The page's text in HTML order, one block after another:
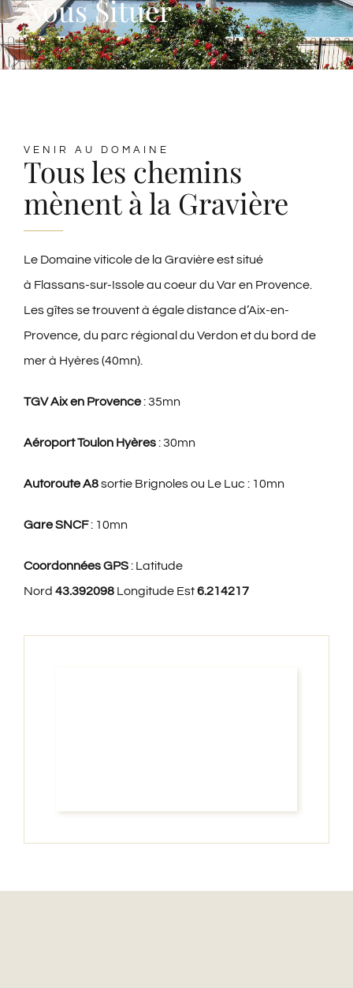
Nous Situer
VENIR AU DOMAINE
Tous les chemins
mènent à la Gravière
Le Domaine viticole de la Gravière est situé
à Flassans-sur-Issole au coeur du Var en Provence.
Les gîtes se trouvent à égale distance d’Aix-en-
Provence, du parc régional du Verdon et du bord de
mer à Hyères (40mn).
TGVAix en Provence: 35mn
AéroportToulon Hyères: 30mn
Autoroute A8sortie Brignoles ou Le Luc : 10mn
Gare SNCF: 10mn
Coordonnées GPS: Latitude
Nord 43.392098Longitude Est6.214217